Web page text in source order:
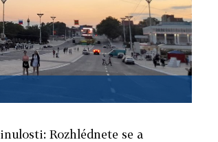
Rozhlédnete se a